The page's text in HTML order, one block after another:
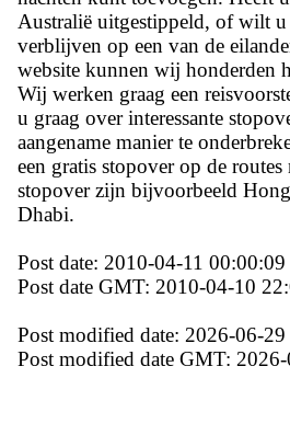
Australië uitgestippeld, of wilt u
verblijven op een van de
website kunnen wij honderden
Wij werken graag een
u graag over interessante
aangename manier te
een gratis stopover op de
stopover zijn bijvoorbeeld
Dhabi.
Post date: 2010-04-11 00:00:09
Post date GMT: 2010-04-10
Post modified date: 2026-06-
Post modified date GMT: